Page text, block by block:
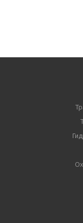
- Минимизирует
Renault Trucks
Cummins 20072 /